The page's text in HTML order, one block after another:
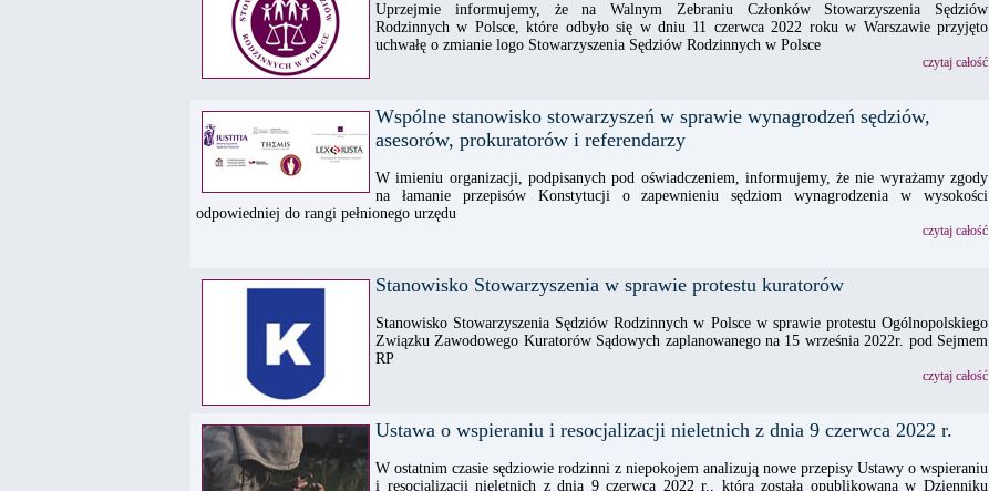
Uprzejmie informujemy, że na Walnym Zebraniu Członków Stowarzyszenia Sędziów
Rodzinnych w Polsce, które odbyło się w dniu 11 czerwca 2022 roku w Warszawie przyjęto
uchwałę o zmianie logo Stowarzyszenia Sędziów Rodzinnych w Polsce
czytaj całość
Wspólne stanowisko stowarzyszeń w sprawie wynagrodzeń sędziów,
asesorów, prokuratorów i referendarzy
W imieniu organizacji, podpisanych pod oświadczeniem, informujemy, że nie wyrażamy zgody
na łamanie przepisów Konstytucji o zapewnieniu sędziom wynagrodzenia w wysokości
odpowiedniej do rangi pełnionego urzędu
czytaj całość
Stanowisko Stowarzyszenia w sprawie protestu kuratorów
Stanowisko Stowarzyszenia Sędziów Rodzinnych w Polsce w sprawie protestu Ogólnopolskiego
Związku Zawodowego Kuratorów Sądowych zaplanowanego na 15 września 2022r. pod Sejmem
RP
czytaj całość
Ustawa o wspieraniu i resocjalizacji nieletnich z dnia 9 czerwca 2022 r.
W ostatnim czasie sędziowie rodzinni z niepokojem analizują nowe przepisy Ustawy o wspieraniu
i resocjalizacji nieletnich z dnia 9 czerwca 2022 r., która została opublikowana w Dzienniku